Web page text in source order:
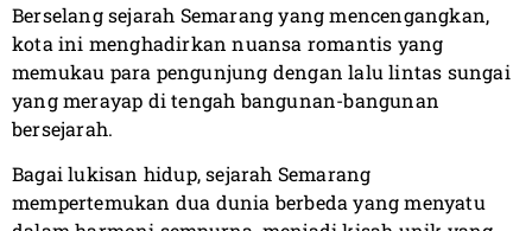
Berselang sejarah Semarang yang mencengangkan,
kota ini menghadirkan nuansa romantis yang
memukau para pengunjung dengan lalu lintas sungai
yang merayap di tengah bangunan-bangunan
bersejarah.
Bagai lukisan hidup, sejarah Semarang
mempertemukan dua dunia berbeda yang menyatu